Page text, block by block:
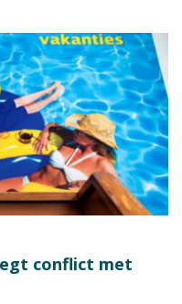
conflict met